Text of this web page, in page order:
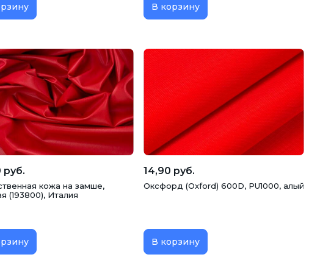
В корзину
руб.
кожа на замше,
(193800), Италия
14,90 руб.
Оксфорд (Oxford) 600D, PU1000, алый
В корзину